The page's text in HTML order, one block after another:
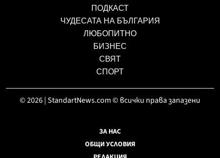
ПОДКАСТ
ЧУДЕСАТА НА БЪЛГАРИЯ
ЛЮБОПИТНО
БИЗНЕС
СВЯТ
СПОРТ
© 2026 | StandartNews.com © всички права запазени
ЗА НАС
ОБЩИ УСЛОВИЯ